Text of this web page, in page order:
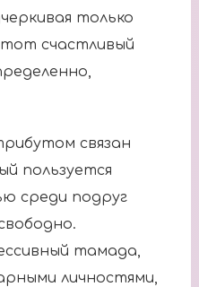
только
счастливый
связан
пользуется
среди подруг
тамада,
личностями,